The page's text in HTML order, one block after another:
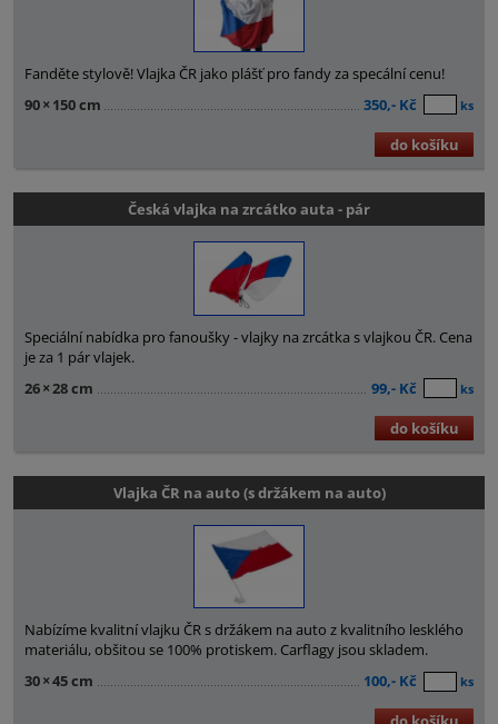
Fanděte stylově! Vlajka ČR jako plášť pro fandy za specální cenu!
90× 150 cm 350,- Kč ks
do košíku
Česká vlajka na zrcátko auta - pár
Speciální nabídka pro fanoušky - vlajky na zrcátka s vlajkou ČR. Cena
je za 1 pár vlajek.
26×28 cm 99,- Kč ks
do košíku
Vlajka ČR na auto (s držákem na auto)
Nabízíme kvalitní vlajku ČR s držákem na auto z kvalitního lesklého
materiálu, obšitou se 100% protiskem. Carflagy jsou skladem.
30×45 cm 100,- Kč ks